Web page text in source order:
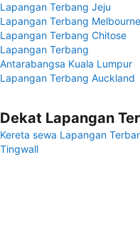
Lapangan Terbang Jeju
Lapangan Terbang Melbourne
Lapangan Terbang Chitose
Lapangan Terbang
Antarabangsa Kuala Lumpur
Lapangan Terbang Auckland
Dekat Lapangan
Kereta sewa Lapangan
Tingwall